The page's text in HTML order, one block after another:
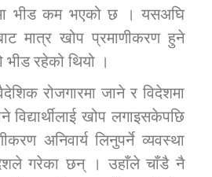
कार्यान्वयन एकाई जुम्लाको सुचना
भीड कम भएको छ । यसअघि
मात्र खोप प्रमाणीकरण हुने
रहेको थियो ।
रोजगारमा जाने र विदेशमा
खोप लगाइसकेपछि
अनिवार्य लिनुपर्ने व्यवस्था
गरेका छन् । उहाँले चाँडै नै